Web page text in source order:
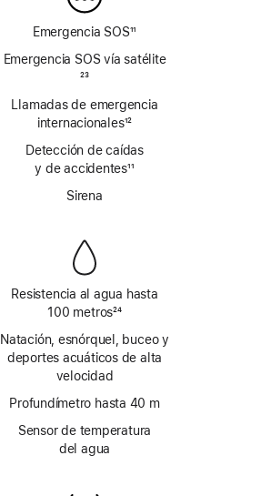
Emergencia SOS
a
de
página
11
Emergencia SOS vía satélite
pie
página
23
Llamadas de emergencia
internacionales12
Detección de caídas
y de accidentes11
Sirena
Resistencia al agua hasta
100 metros
a
pie
página
24
Natación, esnórquel, buceo y
deportes acuáticos de alta
velocidad
Profundímetro hasta 40 m
Sensor de temperatura
del agua